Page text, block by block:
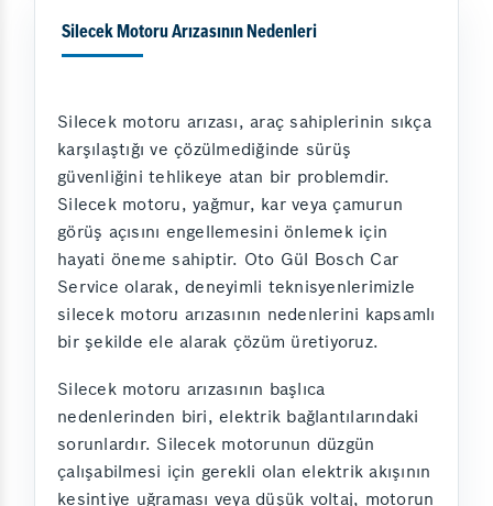
Silecek Motoru Arızasının Nedenleri
Silecek motoru arızası, araç sahiplerinin sıkça
karşılaştığı ve çözülmediğinde sürüş
güvenliğini tehlikeye atan bir problemdir.
Silecek motoru, yağmur, kar veya çamurun
görüş açısını engellemesini önlemek için
hayati öneme sahiptir. Oto Gül Bosch Car
Service olarak, deneyimli teknisyenlerimizle
silecek motoru arızasının nedenlerini kapsamlı
bir şekilde ele alarak çözüm üretiyoruz.
Silecek motoru arızasının başlıca
nedenlerinden biri, elektrik bağlantılarındaki
sorunlardır. Silecek motorunun düzgün
çalışabilmesi için gerekli olan elektrik akışının
kesintiye uğraması veya düşük voltaj, motorun